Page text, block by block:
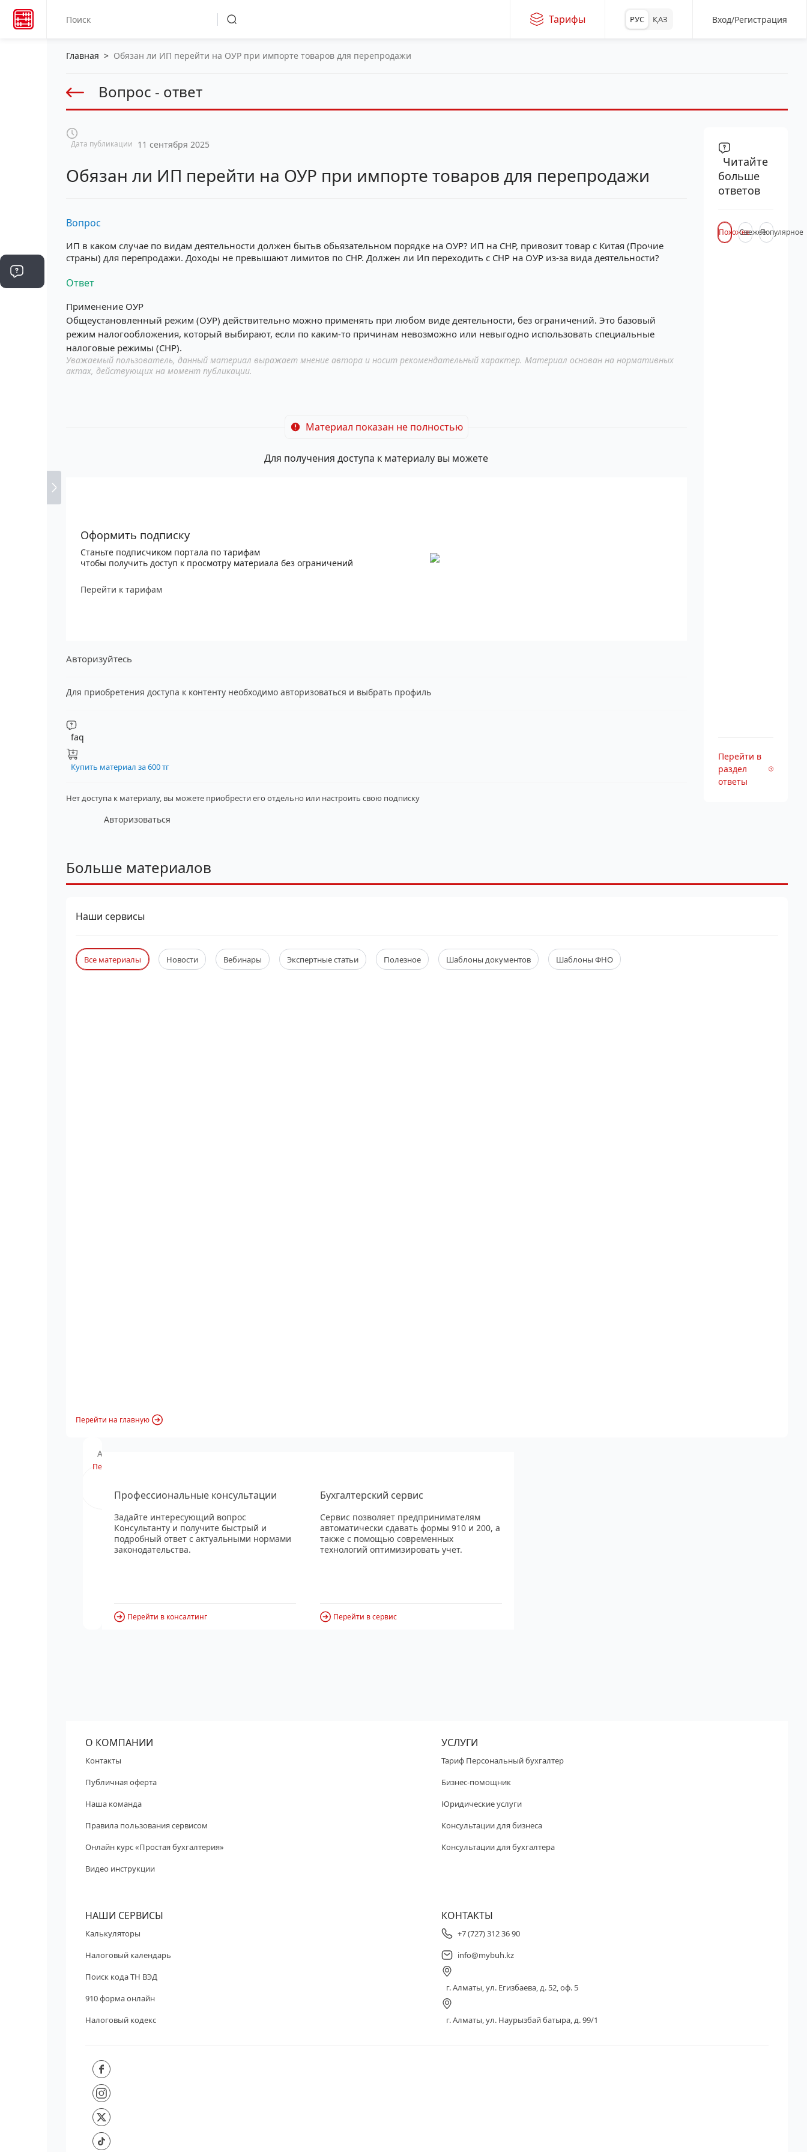
Тарифы РУС ҚАЗ Вход/Регистрация
Главная > Обязан ли ИП перейти на ОУР при импорте товаров для перепродажи
Вопрос - ответ
Дата публикации 11 сентября 2025
Обязан ли ИП перейти на ОУР при импорте товаров для перепродажи
Вопрос
ИП в каком случае по видам деятельности должен бытьв обьязательном порядке на ОУР? ИП на СНР, привозит товар с Китая (Прочие
страны) для перепродажи. Доходы не превышают лимитов по СНР. Должен ли Ип переходить с СНР на ОУР из-за вида деятельности?
Ответ
Применение ОУР
Общеустановленный режим (ОУР) действительно можно применять при любом виде деятельности, без ограничений. Это базовый
режим налогообложения, который выбирают, если по каким-то причинам невозможно или невыгодно использовать специальные
налоговые режимы (СНР).
Уважаемый пользователь, данный материал выражает мнение автора и носит рекомендательный характер. Материал основан на нормативных
актах, действующих на момент публикации.
Материал показан не полностью
Для получения доступа к материалу вы можете
Оформить подписку
Станьте подписчиком портала по тарифам
чтобы получить доступ к просмотру материала без ограничений
Перейти к тарифам
Авторизуйтесь
Для приобретения доступа к контенту необходимо авторизоваться и выбрать профиль
faq
Купить материал за 600 тг
Нет доступа к материалу, вы можете приобрести его отдельно или настроить свою подписку
Авторизоваться
Читайте
больше
ответов
ПохожееСвежееПопулярное
Перейти в
раздел
ответы
Больше материалов
Наши сервисы
Все материалы Новости Вебинары Экспертные статьи Полезное Шаблоны документов Шаблоны ФНО
Перейти на главную
Анонс вебинара
Перейти
Профессиональные консультации
Задайте интересующий вопрос
Консультанту и получите быстрый и
подробный ответ с актуальными нормами
законодательства.
Перейти в консалтинг
Бухгалтерский сервис
Сервис позволяет предпринимателям
автоматически сдавать формы 910 и 200, а
также с помощью современных
технологий оптимизировать учет.
Перейти в сервис
О КОМПАНИИ
Контакты
Публичная оферта
Наша команда
Правила пользования сервисом
Онлайн курс «Простая бухгалтерия»
Видео инструкции
УСЛУГИ
Тариф Персональный бухгалтер
Бизнес-помощник
Юридические услуги
Консультации для бизнеса
Консультации для бухгалтера
НАШИ СЕРВИСЫ
Калькуляторы
Налоговый календарь
Поиск кода ТН ВЭД
910 форма онлайн
Налоговый кодекс
КОНТАКТЫ
+7 (727) 312 36 90
info@mybuh.kz
г. Алматы, ул. Егизбаева, д. 52, оф. 5
г. Алматы, ул. Наурызбай батыра, д. 99/1